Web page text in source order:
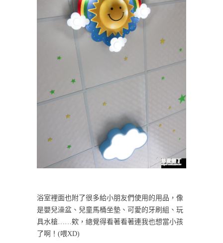
浴室裡面也附了很多給小朋友們使用的用品，像
是嬰兒澡盆、兒童馬桶坐墊、可愛的牙刷組、玩
具水槍……欸，總覺得看著看著連我也想當小孩
了啊！(喂XD)